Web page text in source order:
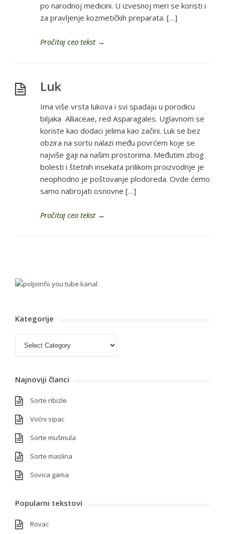
po narodnoj medicini. U izvesnoj meri se koristi i
za pravljenje kozmetičkih preparata. […]
Pročitaj ceo tekst→
Luk
Ima više vrsta lukova i svi spadaju u porodicu
biljaka Alliaceae, red Asparagales. Uglavnom se
koriste kao dodaci jelima kao začini. Luk se bez
obzira na sortu nalazi među povrćem koje se
najviše gaji na našim prostorima. Međutim zbog
bolesti i štetnih insekata prilikom proizvodnje je
neophodno je poštovanje plodoreda. Ovde ćemo
samo nabrojati osnovne […]
Pročitaj ceo tekst→
Kategorije
Najnoviji članci
Sorte ribizle
Voćni sipac
Sorte mušmula
Sorte maslina
Sovica gama
Popularni tekstovi
Rovac